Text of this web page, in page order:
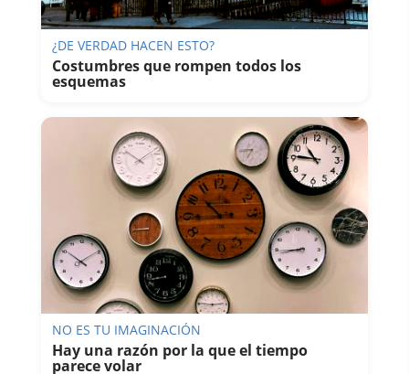
¿DE VERDAD HACEN ESTO?
Costumbres que rompen todos los
esquemas
NO ES TU IMAGINACIÓN
Hay una razón por la que el tiempo
parece volar